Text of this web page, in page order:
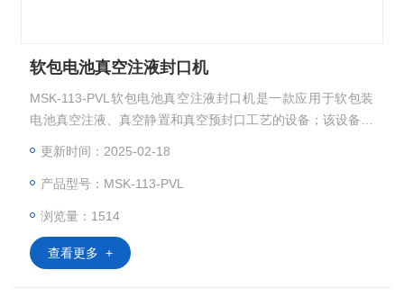
软包电池真空注液封口机
MSK-113-PVL软包电池真空注液封口机是一款应用于软包装
电池真空注液、真空静置和真空预封口工艺的设备；该设备桌
更新时间：2025-02-18
产品型号：MSK-113-PVL
浏览量：1514
查看更多 +